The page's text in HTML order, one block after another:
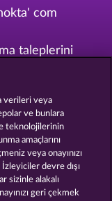
com
taleplerini
HRB
Choi
Künye
verileri veya
ve bunlara
teknolojilerinin
amaçlarını
veya onayınızı
İzleyiciler devre dışı
sizinle alakalı
geri çekmek